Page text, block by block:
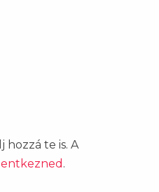
hozzá te is. A
.